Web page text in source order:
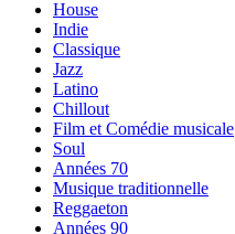
House
Indie
Classique
Jazz
Latino
Chillout
Film et Comédie musicale
Soul
Années 70
Musique traditionnelle
Reggaeton
Années 90